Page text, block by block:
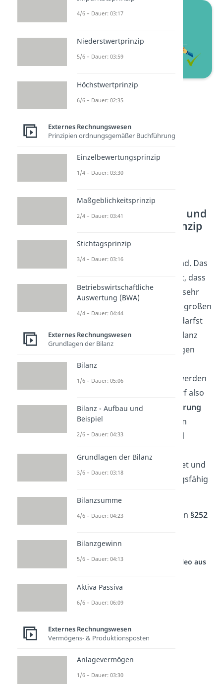
Realisationsprinzip
Realisationszeitpunkt und
Anschaffungswertprinzip
Man sagt, dass Gewinne bei
Gefahrübergang
realisiert sind. Das
heißt, wenn du nur annimmst, dass
dein Geschäft in der Zukunft sehr
gut laufen wird und du einen großen
Gewinn machen wirst, dann darfst
du diesen noch nicht in die Bilanz
übernehmen. Wertsteigerungen
über die
Herstellungskosten
hinaus werden
damit ausgeschlossen. Es darf also
nur die tatsächliche Veräußerung
von Vermögensgegenständen
bilanziert werden. Damit wird
Unternehmen zu reich rechnet und
im Notfall nicht mehr zahlungsfähig
Das Realisationsprinzip wird in §252
Imparitätsprinzip
Studyflix vernetzt: Hier ein Video aus
4/6 – Dauer: 03:17
Niederstwertprinzip
5/6 – Dauer: 03:59
Höchstwertprinzip
6/6 – Dauer: 02:35
Externes Rechnungswesen
Prinzipien ordnungsgemäßer Buchführung
Einzelbewertungsprinzip
1/4 – Dauer: 03:30
Maßgeblichkeitsprinzip
2/4 – Dauer: 03:41
Stichtagsprinzip
3/4 – Dauer: 03:16
Betriebswirtschaftliche
Auswertung (BWA)
4/4 – Dauer: 04:44
Externes Rechnungswesen
Grundlagen der Bilanz
Bilanz
1/6 – Dauer: 05:06
Bilanz - Aufbau und
Beispiel
2/6 – Dauer: 04:33
Grundlagen der Bilanz
3/6 – Dauer: 03:18
Bilanzsumme
4/6 – Dauer: 04:23
Bilanzgewinn
5/6 – Dauer: 04:13
Aktiva Passiva
6/6 – Dauer: 06:09
Externes Rechnungswesen
Vermögens- & Produktionsposten
Anlagevermögen
1/6 – Dauer: 03:30